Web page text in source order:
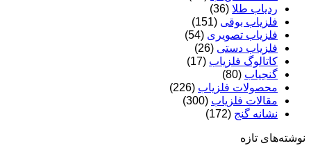
ردیاب طلا (36)
فلزیاب بوقی (151)
فلزیاب تصویری (54)
فلزیاب دستی (26)
کاتالوگ فلزیاب (17)
گنجیاب (80)
محصولات فلزیاب (226)
مقالات فلزیاب (300)
نشانه گنج (172)
نوشته‌های تازه